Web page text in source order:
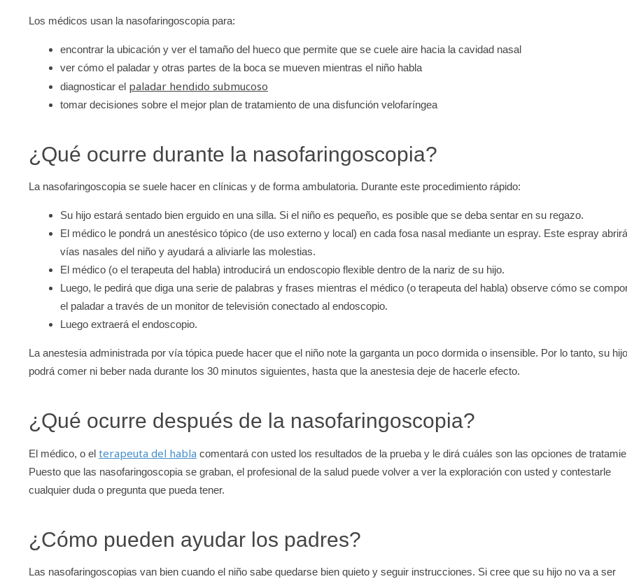
Los médicos usan la nasofaringoscopia para:
encontrar la ubicación y ver el tamaño del hueco que permite que se cuele aire hacia la cavidad nasal
ver cómo el paladar y otras partes de la boca se mueven mientras el niño habla
diagnosticar el paladar hendido submucoso
tomar decisiones sobre el mejor plan de tratamiento de una disfunción velofaríngea
¿Qué ocurre durante la nasofaringoscopia?
La nasofaringoscopia se suele hacer en clínicas y de forma ambulatoria. Durante este procedimiento rápido:
Su hijo estará sentado bien erguido en una silla. Si el niño es pequeño, es posible que se deba sentar en su regazo.
El médico le pondrá un anestésico tópico (de uso externo y local) en cada fosa nasal mediante un espray. Este espray
vías nasales del niño y ayudará a aliviarle las molestias.
El médico (o el terapeuta del habla) introducirá un endoscopio flexible dentro de la nariz de su hijo.
Luego, le pedirá que diga una serie de palabras y frases mientras el médico (o terapeuta del habla) observe cómo se
el paladar a través de un monitor de televisión conectado al endoscopio.
Luego extraerá el endoscopio.
La anestesia administrada por vía tópica puede hacer que el niño note la garganta un poco dormida o insensible. Por lo tanto, su
podrá comer ni beber nada durante los 30 minutos siguientes, hasta que la anestesia deje de hacerle efecto.
¿Qué ocurre después de la nasofaringoscopia?
El médico, o el terapeuta del habla comentará con usted los resultados de la prueba y le dirá cuáles son las opciones de
Puesto que las nasofaringoscopia se graban, el profesional de la salud puede volver a ver la exploración con usted y contestarle
cualquier duda o pregunta que pueda tener.
¿Cómo pueden ayudar los padres?
Las nasofaringoscopias van bien cuando el niño sabe quedarse bien quieto y seguir instrucciones. Si cree que su hijo no va a ser